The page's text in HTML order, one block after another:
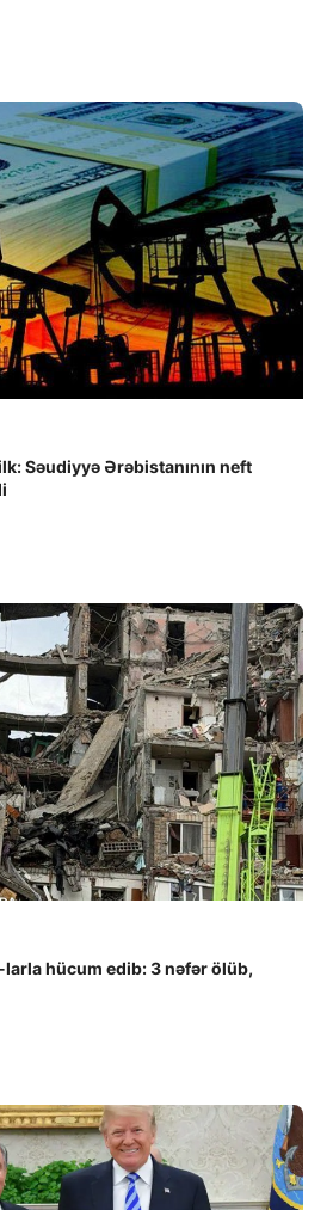
Səudiyyə Ərəbistanının neft
larla hücum edib: 3 nəfər ölüb,